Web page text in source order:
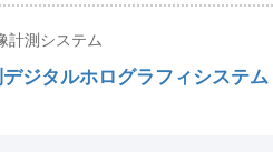
計測システム
ジタルホログラフィシステム